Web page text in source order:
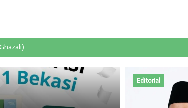
Editorial